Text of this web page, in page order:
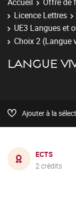
Licence Lettres
UE3 Langues et
Choix 2 (Langue
LANGUE
Ajouter à la
ECTS
2 crédits